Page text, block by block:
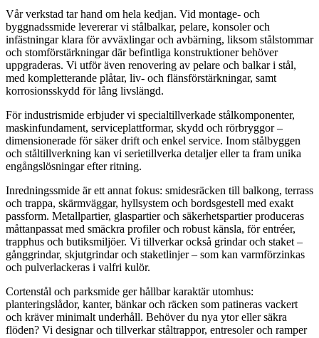
Vår verkstad tar hand om hela kedjan. Vid montage- och
byggnadssmide levererar vi stålbalkar, pelare, konsoler och
infästningar klara för avväxlingar och avbärning, liksom stålstommar
och stomförstärkningar där befintliga konstruktioner behöver
uppgraderas. Vi utför även renovering av pelare och balkar i stål,
med kompletterande plåtar, liv- och flänsförstärkningar, samt
korrosionsskydd för lång livslängd.
För industrismide erbjuder vi specialtillverkade stålkomponenter,
maskinfundament, serviceplattformar, skydd och rörbryggor –
dimensionerade för säker drift och enkel service. Inom stålbyggen
och ståltillverkning kan vi serietillverka detaljer eller ta fram unika
engångslösningar efter ritning.
Inredningssmide är ett annat fokus: smidesräcken till balkong, terrass
och trappa, skärmväggar, hyllsystem och bordsgestell med exakt
passform. Metallpartier, glaspartier och säkerhetspartier produceras
måttanpassat med smäckra profiler och robust känsla, för entréer,
trapphus och butiksmiljöer. Vi tillverkar också grindar och staket –
gånggrindar, skjutgrindar och staketlinjer – som kan varmförzinkas
och pulverlackeras i valfri kulör.
Cortenstål och parksmide ger hållbar karaktär utomhus:
planteringslådor, kanter, bänkar och räcken som patineras vackert
och kräver minimalt underhåll. Behöver du nya ytor eller säkra
flöden? Vi designar och tillverkar ståltrappor, entresoler och ramper